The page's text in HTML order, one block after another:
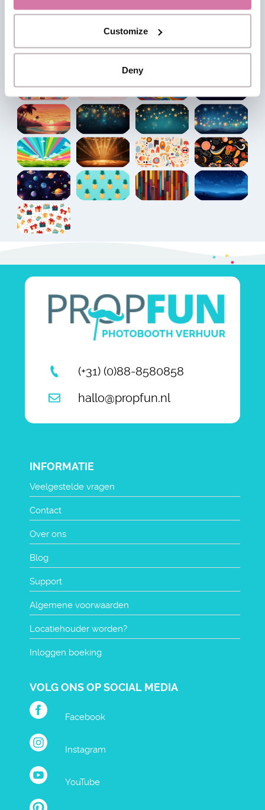
Customize
Deny
(+31) (0)88-8580858
hallo@propfun.nl
INFORMATIE
Veelgestelde vragen
Contact
Over ons
Blog
Support
Algemene voorwaarden
Locatiehouder worden?
Inloggen boeking
VOLG ONS OP SOCIAL MEDIA
Facebook
Instagram
YouTube